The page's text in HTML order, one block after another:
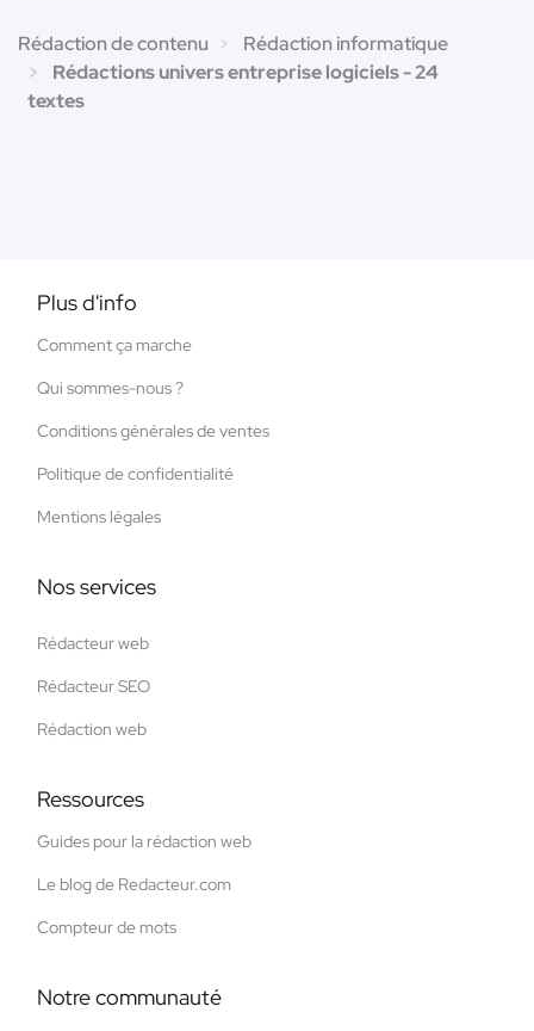
Rédaction de contenu
Rédaction informatique
Rédactions univers entreprise logiciels - 24
textes
Plus d'info
Comment ça marche
Qui sommes-nous ?
Conditions générales de ventes
Politique de confidentialité
Mentions légales
Nos services
Rédacteur web
Rédacteur SEO
Rédaction web
Ressources
Guides pour la rédaction web
Le blog de Redacteur.com
Compteur de mots
Notre communauté